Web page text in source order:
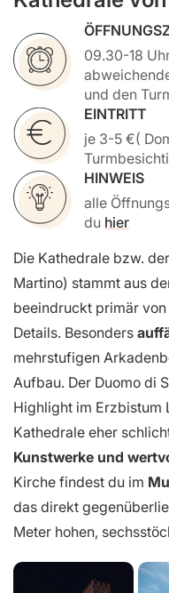
09.30-18
und den
EINTRITT
je 3-5 €(
HINWEIS
alle
du hier
Die Kathedrale bzw.
Martino) stammt aus
beeindruckt primär
Details. Besonders
mehrstufigen
Aufbau. Der Duomo di
Highlight im Erzbistum
Kathedrale eher
Kunstwerke und
Kirche findest du im
das direkt
Meter hohen,